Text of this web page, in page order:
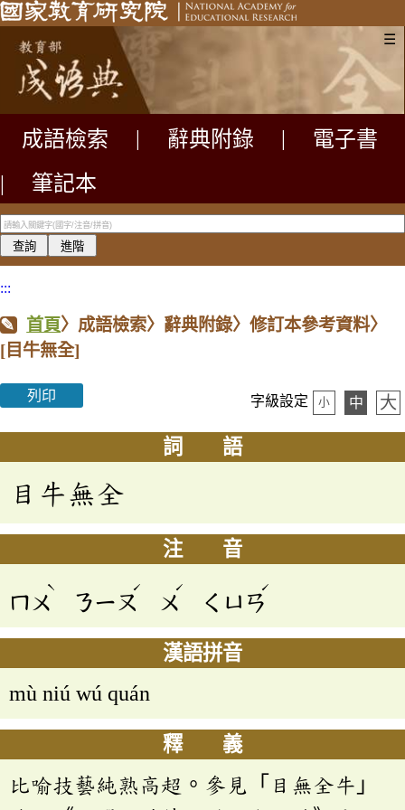
☰
成語檢索 辭典附錄
電子書
|
筆記本
:::
首頁〉成語檢索〉辭典附錄〉修訂本參考資料〉
[目牛無全]
列印 字級設定 小 中 大
詞 語
目牛無全
注 音
ㄇㄨ
ˋ
ㄋㄧㄡ
ˊ
ㄨ
ˊ
ㄑㄩㄢ
ˊ
漢語拼音
mù niú wú quán
釋 義
比喻技藝純熟高超。參見「目無全牛」